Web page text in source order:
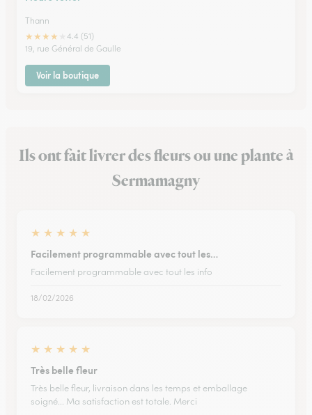
Thann
★★★★
4.4 (51)
19, rue Général de Gaulle
Voir la boutique
Ils ont fait livrer des fleurs ou une plante à
Sermamagny
★ ★ ★ ★ ★
Facilement programmable avec tout les…
Facilement programmable avec tout les info
18/02/2026
★ ★ ★ ★ ★
Très belle fleur
Très belle fleur, livraison dans les temps et emballage
soigné... Ma satisfaction est totale. Merci